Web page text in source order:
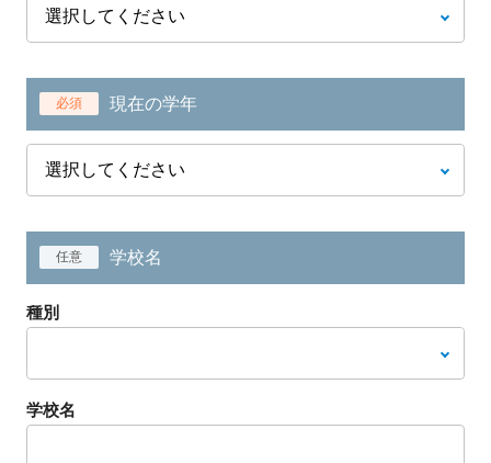
必須 現在の学年
任意 学校名
種別
学校名